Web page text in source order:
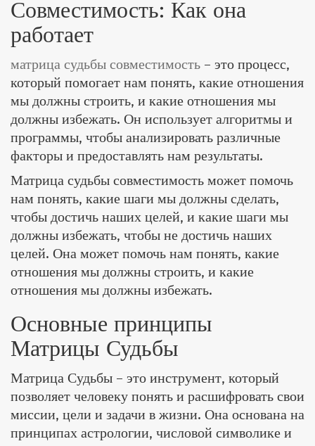
Совместимость: Как она
работает
матрица судьбы совместимость – это процесс,
который помогает нам понять, какие отношения
мы должны строить, и какие отношения мы
должны избежать. Он использует алгоритмы и
программы, чтобы анализировать различные
факторы и предоставлять нам результаты.
Матрица судьбы совместимость может помочь
нам понять, какие шаги мы должны сделать,
чтобы достичь наших целей, и какие шаги мы
должны избежать, чтобы не достичь наших
целей. Она может помочь нам понять, какие
отношения мы должны строить, и какие
отношения мы должны избежать.
Основные принципы
Матрицы Судьбы
Матрица Судьбы – это инструмент, который
позволяет человеку понять и расшифровать свои
миссии, цели и задачи в жизни. Она основана на
принципах астрологии, числовой символике и